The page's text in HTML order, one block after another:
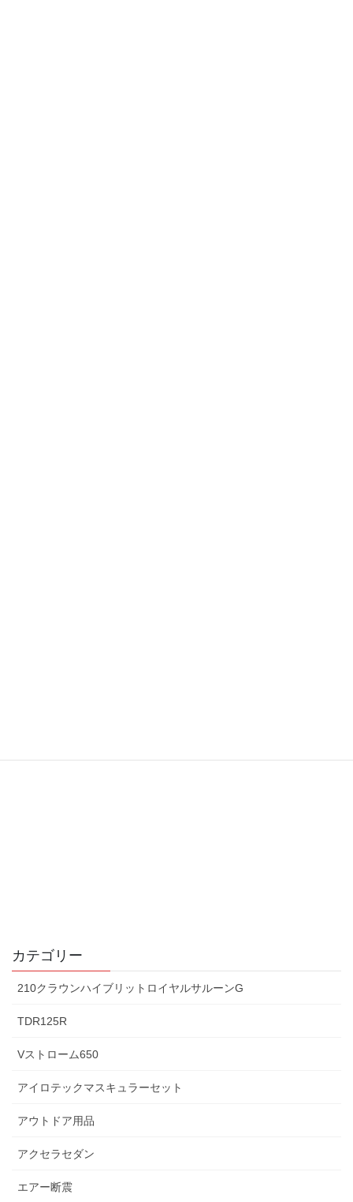
カテゴリー
210クラウンハイブリットロイヤルサルーンG
TDR125R
Vストローム650
アイロテックマスキュラーセット
アウトドア用品
アクセラセダン
エアー断震